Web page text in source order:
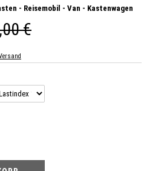
- Reisemobil - Van - Kastenwagen
€